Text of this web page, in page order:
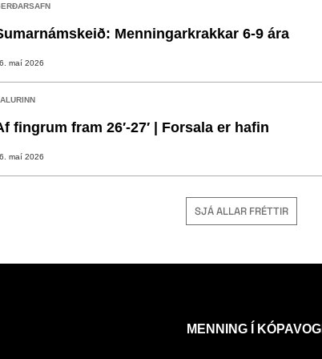
Menningarkrakkar 6-9 ára
maí 2026
fingrum fram 26′-27′ | Forsala er hafin
maí 2026
SJÁ ALLAR FRÉTTIR
MENNING Í KÓPAVOGI